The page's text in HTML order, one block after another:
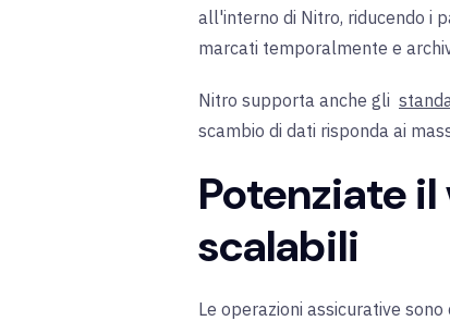
all'interno di Nitro, riducendo i
marcati temporalmente e
Nitro supporta anche gli
scambio di dati risponda ai
Potenziate
scalabili
Le operazioni assicurative